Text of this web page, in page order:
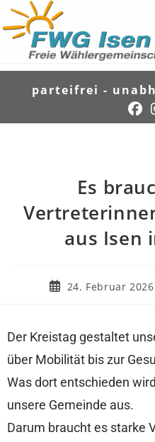
parteifrei -
Es
aus Isen
24. Februar 2026
Der Kreistag gestaltet
über Mobilität bis zur
Was dort entschieden
unsere Gemeinde aus.
Darum braucht es starke